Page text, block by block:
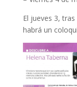
El jueves 3,
habrá un